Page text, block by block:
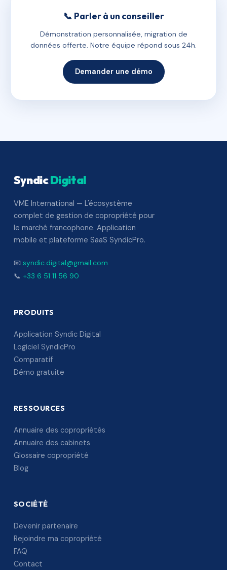
📞 Parler à un conseiller
Démonstration personnalisée, migration de
données offerte. Notre équipe répond sous 24h.
Demander une démo
SyndicDigital
VME International — L'écosystème
complet de gestion de copropriété pour
le marché francophone. Application
mobile et plateforme SaaS SyndicPro.
📧 syndic.digital@gmail.com
📞 +33 6 51 11 56 90
PRODUITS
Application Syndic Digital
Logiciel SyndicPro
Comparatif
Démo gratuite
RESSOURCES
Annuaire des copropriétés
Annuaire des cabinets
Glossaire copropriété
Blog
SOCIÉTÉ
Devenir partenaire
Rejoindre ma copropriété
FAQ
Contact